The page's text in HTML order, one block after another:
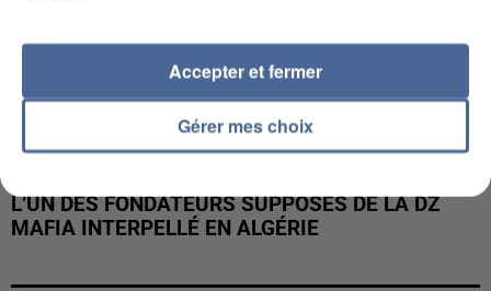
L’UN DES FONDATEURS SUPPOSÉS DE LA DZ
MAFIA INTERPELLÉ EN ALGÉRIE
Gérer mes choix
Accepter et fermer